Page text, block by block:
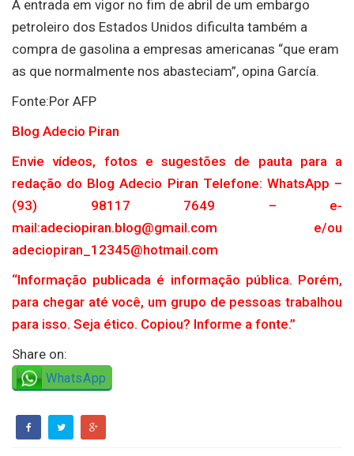
A entrada em vigor no fim de abril de um embargo
petroleiro dos Estados Unidos dificulta também a
compra de gasolina a empresas americanas “que eram
as que normalmente nos abasteciam”, opina García.
Fonte:Por AFP
Blog Adecio Piran
Envie vídeos, fotos e sugestões de pauta para a
redação do Blog Adecio Piran Telefone: WhatsApp –
(93) 98117 7649 – e-
mail:adeciopiran.blog@gmail.com e/ou
adeciopiran_12345@hotmail.com
“Informação publicada é informação pública. Porém,
para chegar até você, um grupo de pessoas trabalhou
para isso. Seja ético. Copiou? Informe a fonte.”
Share on:
WhatsApp